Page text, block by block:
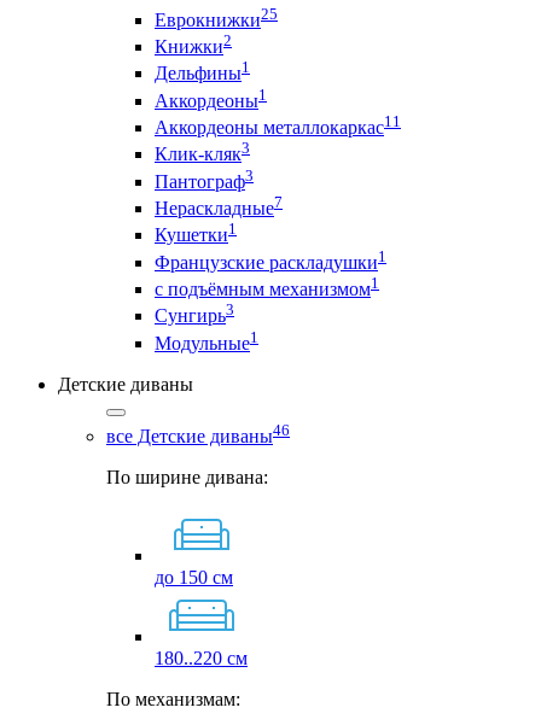
Еврокнижки25
Книжки2
Дельфины1
Аккордеоны1
Аккордеоны металлокаркас11
Клик-кляк3
Пантограф3
Нераскладные7
Кушетки1
Французские раскладушки1
с подъёмным механизмом1
Сунгирь3
Модульные1
Детские диваны
все Детские диваны46
По ширине дивана:
до 150 см
180..220 см
По механизмам: